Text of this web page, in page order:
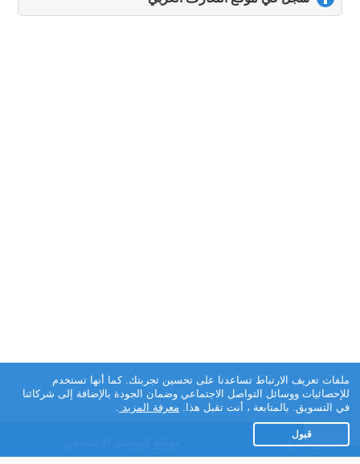
to
تطبيق تعارف
ملفات تعريف الارتباط تساعدنا على تحسين تجربتك. كما أنها تستخدم
للإحصائيات ووسائل التواصل الاجتماعي وضمان الجودة بالإضافة إلى شركائنا
في التسويق. بالمتابعة ، أنت تقبل هذا. معرفة المزيد .
قبول